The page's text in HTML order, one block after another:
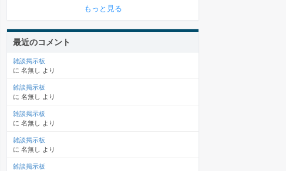
もっと見る
最近のコメント
雑談掲示板
に 名無し より
雑談掲示板
に 名無し より
雑談掲示板
に 名無し より
雑談掲示板
に 名無し より
雑談掲示板